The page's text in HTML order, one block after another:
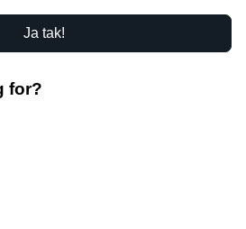
Ja tak!
for?